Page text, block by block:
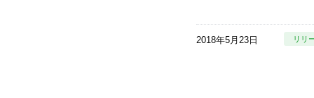
2018年5月23日 リリ